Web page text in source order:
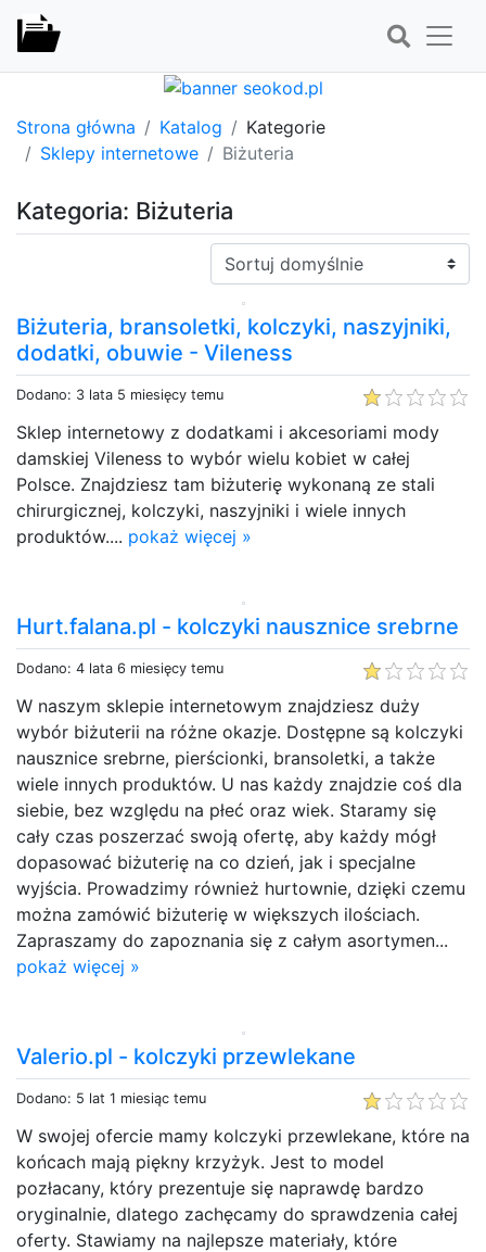
Strona główna Katalog
Kategorie
Sklepy internetowe
Biżuteria
Kategoria: Biżuteria
Sortuj:
Biżuteria, bransoletki, kolczyki, naszyjniki,
dodatki, obuwie - Vileness
Dodano: 3 lata 5 miesięcy temu
Sklep internetowy z dodatkami i akcesoriami mody
damskiej Vileness to wybór wielu kobiet w całej
Polsce. Znajdziesz tam biżuterię wykonaną ze stali
chirurgicznej, kolczyki, naszyjniki i wiele innych
produktów.... pokaż więcej »
Hurt.falana.pl - kolczyki nausznice srebrne
Dodano: 4 lata 6 miesięcy temu
W naszym sklepie internetowym znajdziesz duży
wybór biżuterii na różne okazje. Dostępne są kolczyki
nausznice srebrne, pierścionki, bransoletki, a także
wiele innych produktów. U nas każdy znajdzie coś dla
siebie, bez względu na płeć oraz wiek. Staramy się
cały czas poszerzać swoją ofertę, aby każdy mógł
dopasować biżuterię na co dzień, jak i specjalne
wyjścia. Prowadzimy również hurtownie, dzięki czemu
można zamówić biżuterię w większych ilościach.
Zapraszamy do zapoznania się z całym asortymen...
pokaż więcej »
Valerio.pl - kolczyki przewlekane
Dodano: 5 lat 1 miesiąc temu
W swojej ofercie mamy kolczyki przewlekane, które na
końcach mają piękny krzyżyk. Jest to model
pozłacany, który prezentuje się naprawdę bardzo
oryginalnie, dlatego zachęcamy do sprawdzenia całej
oferty. Stawiamy na najlepsze materiały, które